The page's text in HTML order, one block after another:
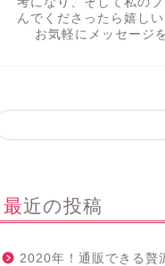
んでくださったら嬉しい
お気軽にメッセージを
最近の投稿
2020年！通販できる贅